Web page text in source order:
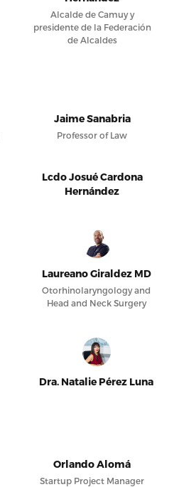
Alcalde de Camuy y
presidente de la Federación
de Alcaldes
Jaime Sanabria
Professor of Law
Lcdo Josué Cardona
Hernández
Laureano Giraldez MD
Otorhinolaryngology and
Head and Neck Surgery
Dra. Natalie Pérez Luna
Orlando Alomá
Startup Project Manager